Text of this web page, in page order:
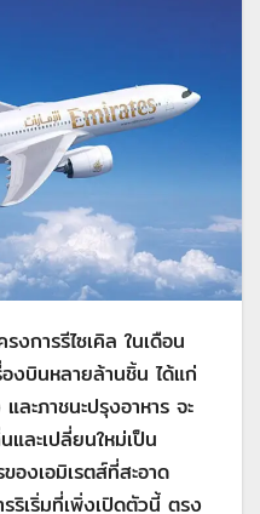
งการรีไซเคิล ในเดือน
งบินหลายล้านชิ้น ได้แก่
ะภาชนะปรุงอาหาร จะ
และเปลี่ยนใหม่เป็น
องเอมิเรตส์ที่สะอาด
ริเริ่มที่เพิ่งเปิดตัวนี้ ตรง